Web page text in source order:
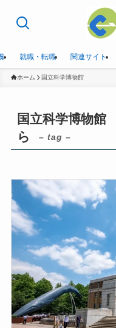
就職・転職 関連サイト
ホーム 国立科学博物館
国立科学博物
ら
– tag –